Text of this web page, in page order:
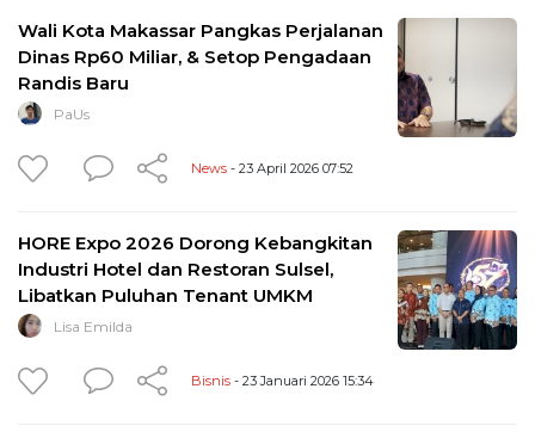
Wali Kota Makassar Pangkas Perjalanan
Dinas Rp60 Miliar, & Setop Pengadaan
Randis Baru
PaUs
News - 23 April 2026 07:52
HORE Expo 2026 Dorong Kebangkitan
Industri Hotel dan Restoran Sulsel,
Libatkan Puluhan Tenant UMKM
Lisa Emilda
Bisnis - 23 Januari 2026 15:34